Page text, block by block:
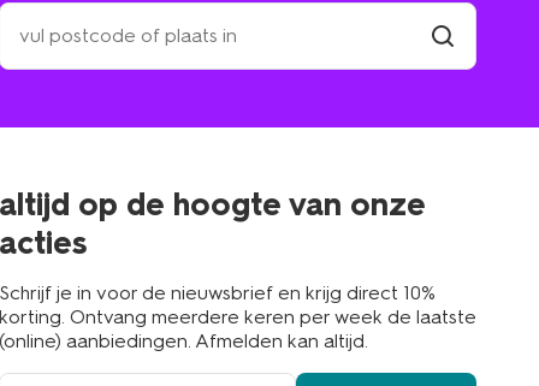
zoek
een
winkel
altijd op de hoogte van onze
acties
Schrijf je in voor de nieuwsbrief en krijg direct 10%
korting. Ontvang meerdere keren per week de laatste
(online) aanbiedingen. Afmelden kan altijd.